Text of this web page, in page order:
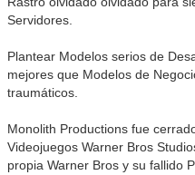
Servidores.
Plantear Modelos serios de
mejores que Modelos de
traumáticos.
Monolith Productions fue
Videojuegos Warner Bros
propia Warner Bros y su fallido